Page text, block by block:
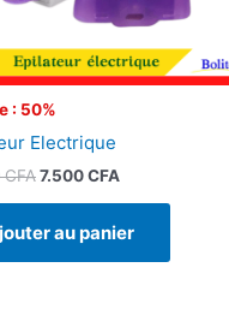
: 50%
Electrique
CFA7.500CFA
au panier